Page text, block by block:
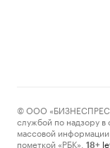
© ООО
службой по надзору
массовой
пометкой «РБК».
18+